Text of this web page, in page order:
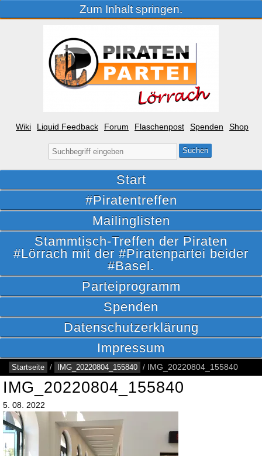
Zum Inhalt springen.
Wiki Liquid Feedback Forum Flaschenpost Spenden Shop
Suche
nach:
Start
#Piratentreffen
Mailinglisten
Stammtisch-Treffen der Piraten
#Lörrach mit der #Piratenpartei beider
#Basel.
Parteiprogramm
Spenden
Datenschutzerklärung
Impressum
Startseite / IMG_20220804_155840 / IMG_20220804_155840
IMG_20220804_155840
5. 08. 2022